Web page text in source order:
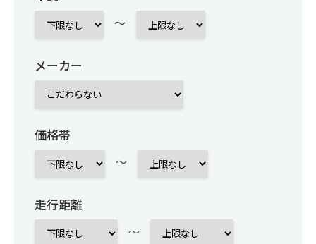
～
メーカー
価格帯
～
走行距離
～